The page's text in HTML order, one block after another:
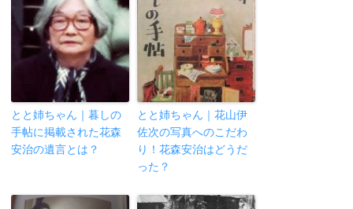
とと姉ちゃん｜暮しの
手帖に掲載された花森
安治の遺言とは？
とと姉ちゃん｜花山伊
佐次の写真へのこだわ
り！花森安治はどうだ
った？